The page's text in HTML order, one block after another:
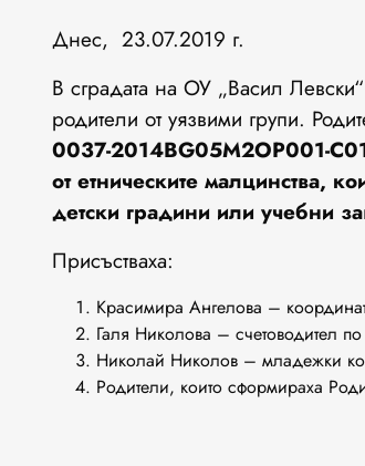
Днес, 23.07.2019 г.
В сградата на ОУ „Васил
родители от уязвими групи.
0037-2014BG05M2OP001-
от етническите малцинства,
детски градини или учебни
Присъстваха:
Красимира Ангелова –
Галя Николова – счетоводител по
Николай Николов – младежки
Родители, които сформираха